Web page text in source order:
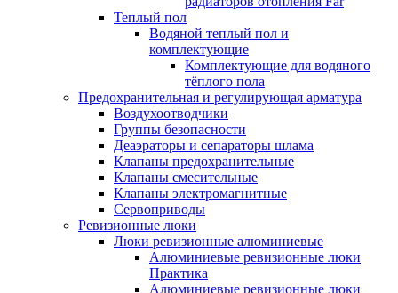
Теплый пол
Водяной теплый пол и
комплектующие
Комплектующие для водяного
тёплого пола
Предохранительная и регулирующая арматура
Воздухоотводчики
Группы безопасности
Деаэраторы и сепараторы шлама
Клапаны предохранительные
Клапаны смесительные
Клапаны электромагнитные
Сервоприводы
Ревизионные люки
Люки ревизионные алюминиевые
Алюминиевые ревизионные люки
Практика
Алюминиевые ревизионные люки